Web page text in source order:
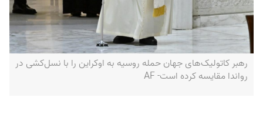
رهبر کاتولیک‌های جهان حمله روسیه به اوکراین را با نسل‌کشی در
رواندا مقایسه کرده است- AF